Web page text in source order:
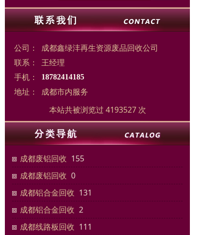
公司：
成都鑫绿沣再生资源废品回收公司
联系：
王经理
手机：
18782414185
地址：
成都市内服务
本站共被浏览过 4193527 次
成都废铝回收 155
成都废铝回收 0
成都铝合金回收 131
成都铝合金回收 2
成都线路板回收 111